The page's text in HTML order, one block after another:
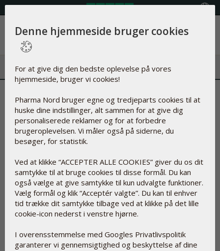
Menu
Uenighed om kolesterol-
sænkende lægemidler
31-01-2017
Fronterne er trukket skarpt op i diskussionen om de
kolesterolsænkende statiner, som hæmmer kroppens
produktion af kolesterol. Vidste du, at statiner også påvirker
kroppens dannelse af det vigtige stof, coenzym Q10?
Der er en heftig debat blandt danske eksperter omkring
kolesteroltal. Hjerteforeningens forskningschef, Gunner
Gislarson, har udtalt, at alt for få danskere behandles med
kolesterolsænkende medicin – også kaldet statiner.
Denne hjemmeside bruger cookies
For at give dig den bedste oplevelse på vores
hjemmeside, bruger vi cookies!
Pharma Nord bruger egne og tredjeparts cookies til at
huske dine indstillinger, alt sammen for at give dig
personaliserede reklamer og for at forbedre
brugeroplevelsen. Vi måler også på siderne, du
besøger, for statistik.
Ved at klikke “ACCEPTER ALLE COOKIES” giver du os dit
samtykke til at bruge cookies til disse formål. Du kan
også vælge at give samtykke til kun udvalgte funktioner.
Vælg formål og klik “Acceptér valgte”. Du kan til enhver
tid trække dit samtykke tilbage ved at klikke på det lille
cookie-icon nederst i venstre hjørne.
I overensstemmelse med Googles Privatlivspolitik
garanterer vi gennemsigtighed og beskyttelse af dine